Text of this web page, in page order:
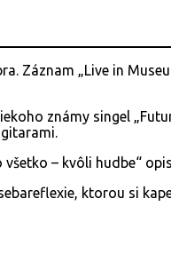
Záznam „Live in
známy singel
– kvôli hudbe“
ktorou si